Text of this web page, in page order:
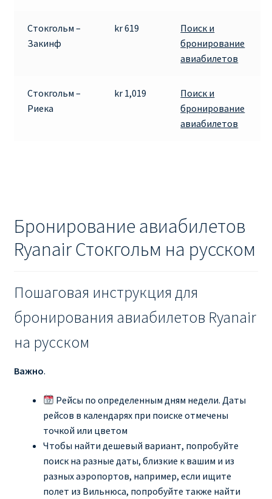
Стокгольм –
Закинф
kr 619
Поиск и
бронирование
авиабилетов
Стокгольм –
Риека
kr 1,019
Поиск и
бронирование
авиабилетов
Бронирование авиабилетов
Ryanair Стокгольм на русском
Пошаговая инструкция для
бронирования авиабилетов Ryanair
на русском
Важно.
Рейсы по определенным дням недели. Даты
рейсов в календарях при поиске отмечены
точкой или цветом
Чтобы найти дешевый вариант, попробуйте
поиск на разные даты, близкие к вашим и из
разных аэропортов, например, если ищите
полет из Вильнюса, попробуйте также найти